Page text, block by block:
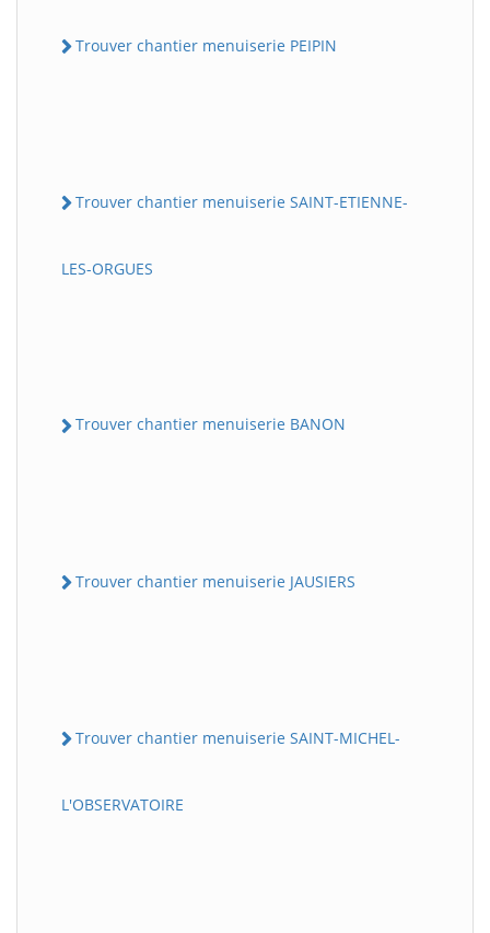
Trouver chantier menuiserie PEIPIN
Trouver chantier menuiserie SAINT-ETIENNE-
LES-ORGUES
Trouver chantier menuiserie BANON
Trouver chantier menuiserie JAUSIERS
Trouver chantier menuiserie SAINT-MICHEL-
L'OBSERVATOIRE